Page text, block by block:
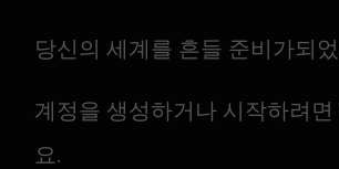
당신의 세계를 흔들 준비가되
계정을 생성하거나 시작하려면
요.